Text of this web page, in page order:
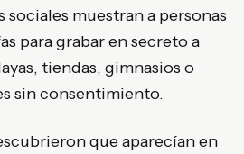
muestran a personas
para grabar en secreto a
tiendas, gimnasios o
sin consentimiento.
que aparecían en